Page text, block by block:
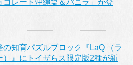
コレート沖縄塩＆バニラ」が登
の知育パズルブロック『LaQ （ラ
）』にトイザらス限定版2種が新